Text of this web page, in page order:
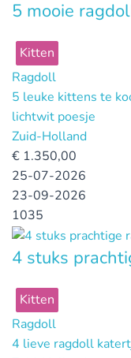
5 mooie
Kitten
Ragdoll
5 leuke kittens te
lichtwit poesje
Zuid-Holland
€ 1.350,00
25-07-2026
23-09-2026
1035
4 stuks
Kitten
Ragdoll
4 lieve ragdoll